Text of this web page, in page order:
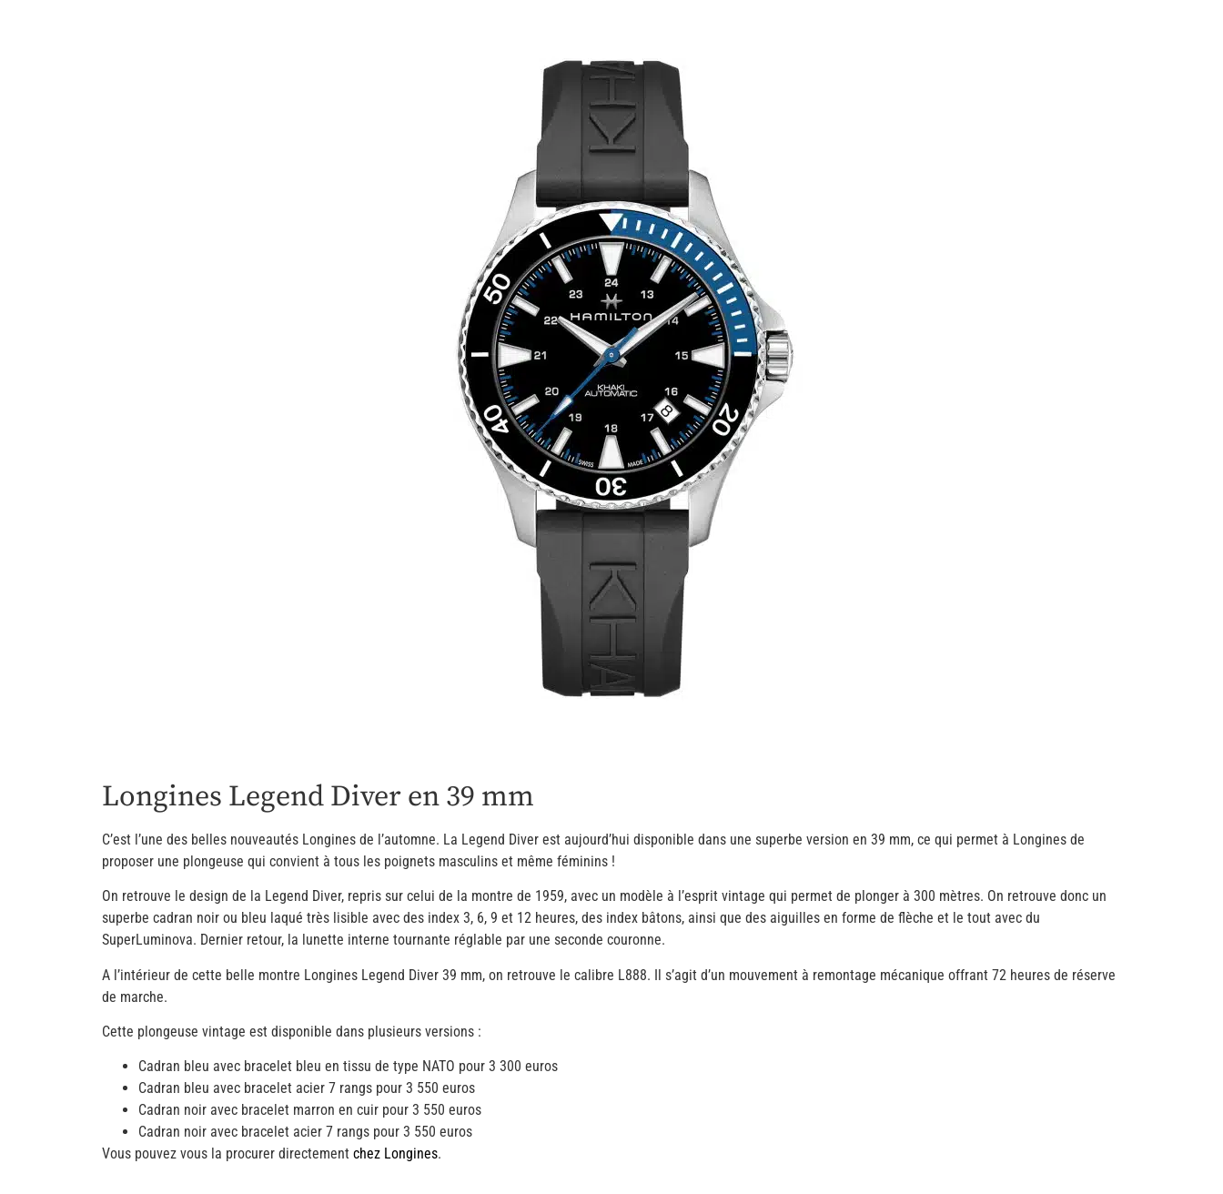
Longines Legend Diver en 39 mm
C’est l’une des belles nouveautés Longines de l’automne. La Legend Diver est aujourd’hui disponible dans une superbe version en 39 mm, ce qui permet à Longines de
proposer une plongeuse qui convient à tous les poignets masculins et même féminins !
On retrouve le design de la Legend Diver, repris sur celui de la montre de 1959, avec un modèle à l’esprit vintage qui permet de plonger à 300 mètres. On retrouve donc un
superbe cadran noir ou bleu laqué très lisible avec des index 3, 6, 9 et 12 heures, des index bâtons, ainsi que des aiguilles en forme de flèche et le tout avec du
SuperLuminova. Dernier retour, la lunette interne tournante réglable par une seconde couronne.
A l’intérieur de cette belle montre Longines Legend Diver 39 mm, on retrouve le calibre L888. Il s’agit d’un mouvement à remontage mécanique offrant 72 heures de réserve
de marche.
Cette plongeuse vintage est disponible dans plusieurs versions :
Cadran bleu avec bracelet bleu en tissu de type NATO pour 3 300 euros
Cadran bleu avec bracelet acier 7 rangs pour 3 550 euros
Cadran noir avec bracelet marron en cuir pour 3 550 euros
Cadran noir avec bracelet acier 7 rangs pour 3 550 euros
Vous pouvez vous la procurer directement chez Longines.